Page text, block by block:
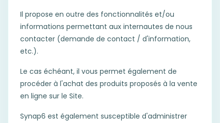
Il propose en outre des fonctionnalités et/ou
informations permettant aux internautes de nous
contacter (demande de contact / d'information,
etc.).
Le cas échéant, il vous permet également de
procéder à l'achat des produits proposés à la vente
en ligne sur le Site.
Synap6 est également susceptible d'administrer